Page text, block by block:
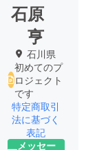
石原
亨
石川県
初めてのプ
ロジェクト
です
特定商取引
法に基づく
表記
メッセー